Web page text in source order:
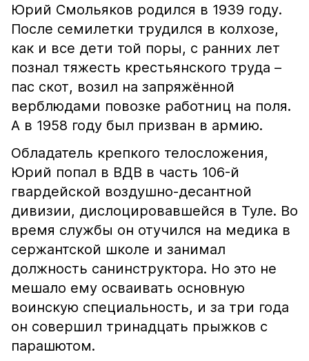
Юрий Смольяков родился в 1939 году.
После семилетки трудился в колхозе,
как и все дети той поры, с ранних лет
познал тяжесть крестьянского труда –
пас скот, возил на запряжённой
верблюдами повозке работниц на поля.
А в 1958 году был призван в армию.
Обладатель крепкого телосложения,
Юрий попал в ВДВ в часть 106-й
гвардейской воздушно-десантной
дивизии, дислоцировавшейся в Туле. Во
время службы он отучился на медика в
сержантской школе и занимал
должность санинструктора. Но это не
мешало ему осваивать основную
воинскую специальность, и за три года
он совершил тринадцать прыжков с
парашютом.